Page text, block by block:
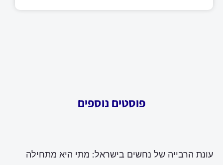
פוסטים נוספים
עונת הרבייה של נחשים בישראל: מתי היא מתחילה